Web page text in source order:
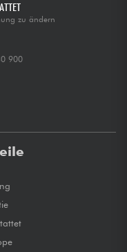
zu ändern
900